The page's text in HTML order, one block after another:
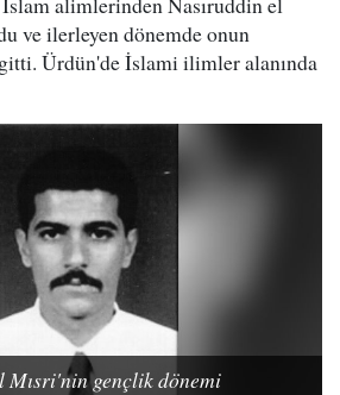
ve ilerleyen dönemde onun
Ürdün'de İslami ilimler alanında
Mısri'nin gençlik dönemi